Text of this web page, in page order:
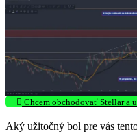
Chcem obchodovať Stellar a
Aký užitočný bol pre vás